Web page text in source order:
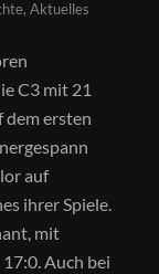
, Aktuelles
C3 mit 21
dem ersten
auf
ihrer Spiele.
mit
Auch bei